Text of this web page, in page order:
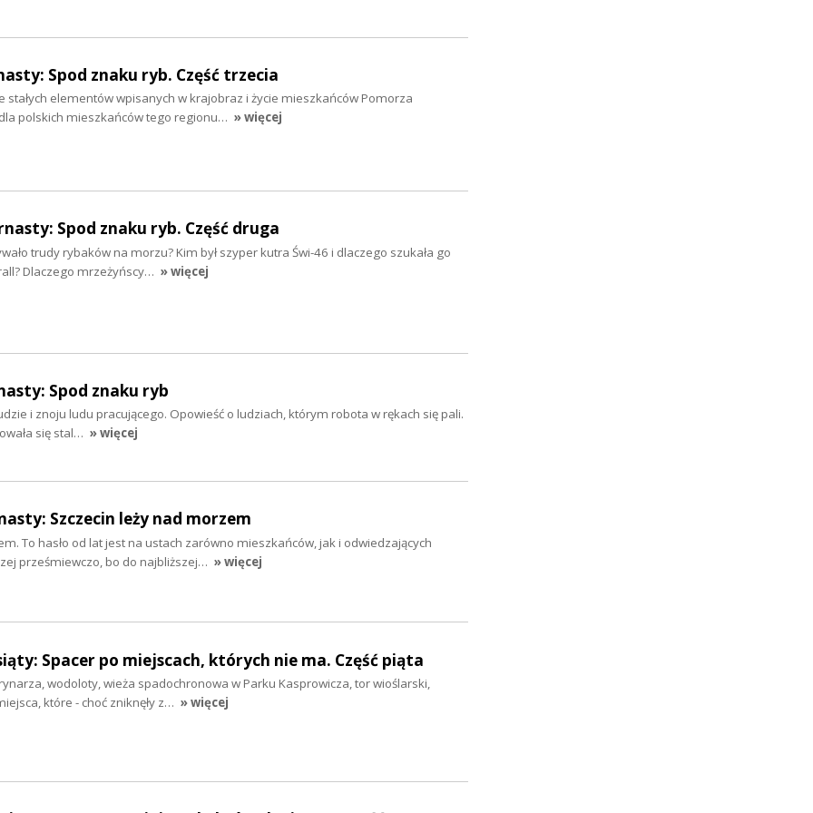
Spod znaku ryb. Część trzecia
stałych elementów wpisanych w krajobraz i życie mieszkańców Pomorza
polskich mieszkańców tego regionu… » więcej
Spod znaku ryb. Część druga
trudy rybaków na morzu? Kim był szyper kutra Świ-46 i dlaczego szukała go
Dlaczego mrzeżyńscy… » więcej
Spod znaku ryb
i znoju ludu pracującego. Opowieść o ludziach, którym robota w rękach się pali.
się stal… » więcej
Szczecin leży nad morzem
To hasło od lat jest na ustach zarówno mieszkańców, jak i odwiedzających
prześmiewczo, bo do najbliższej… » więcej
Spacer po miejscach, których nie ma. Część piąta
wodoloty, wieża spadochronowa w Parku Kasprowicza, tor wioślarski,
które - choć zniknęły z… » więcej